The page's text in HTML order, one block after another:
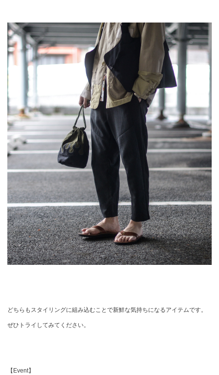
どちらもスタイリングに組み込むことで新鮮な気持ちになるアイテムです。
ぜひトライしてみてください。
【Event】